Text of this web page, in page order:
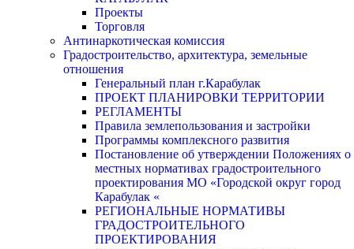
Проекты
Торговля
Антинаркотическая комиссия
Градостроительство, архитектура, земельные
отношения
Генеральный план г.Карабулак
ПРОЕКТ ПЛАНИРОВКИ ТЕРРИТОРИИ
РЕГЛАМЕНТЫ
Правила землепользования и застройки
Программы комплексного развития
Постановление об утверждении Положениях о
местных нормативах градостроительного
проектирования МО «Городской округ город
Карабулак «
РЕГИОНАЛЬНЫЕ НОРМАТИВЫ
ГРАДОСТРОИТЕЛЬНОГО
ПРОЕКТИРОВАНИЯ